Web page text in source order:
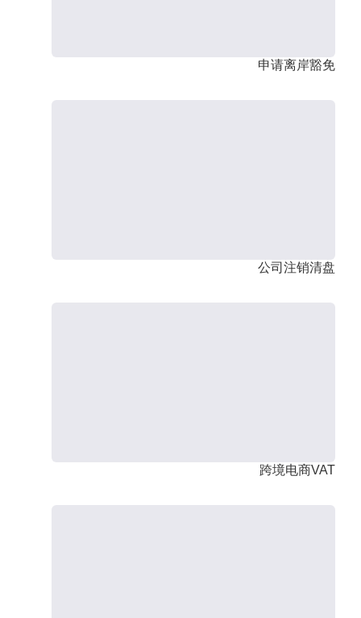
申请离岸豁免
公司注销清盘
跨境电商VAT